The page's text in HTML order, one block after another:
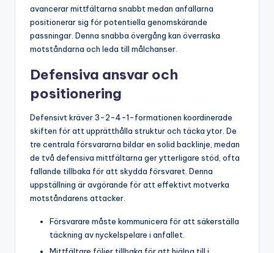
avancerar mittfältarna snabbt medan anfallarna
positionerar sig för potentiella genomskärande
passningar. Denna snabba övergång kan överraska
motståndarna och leda till målchanser.
Defensiva ansvar och
positionering
Defensivt kräver 3-2-4-1-formationen koordinerade
skiften för att upprätthålla struktur och täcka ytor. De
tre centrala försvararna bildar en solid backlinje, medan
de två defensiva mittfältarna ger ytterligare stöd, ofta
fallande tillbaka för att skydda försvaret. Denna
uppställning är avgörande för att effektivt motverka
motståndarens attacker.
Försvarare måste kommunicera för att säkerställa
täckning av nyckelspelare i anfallet.